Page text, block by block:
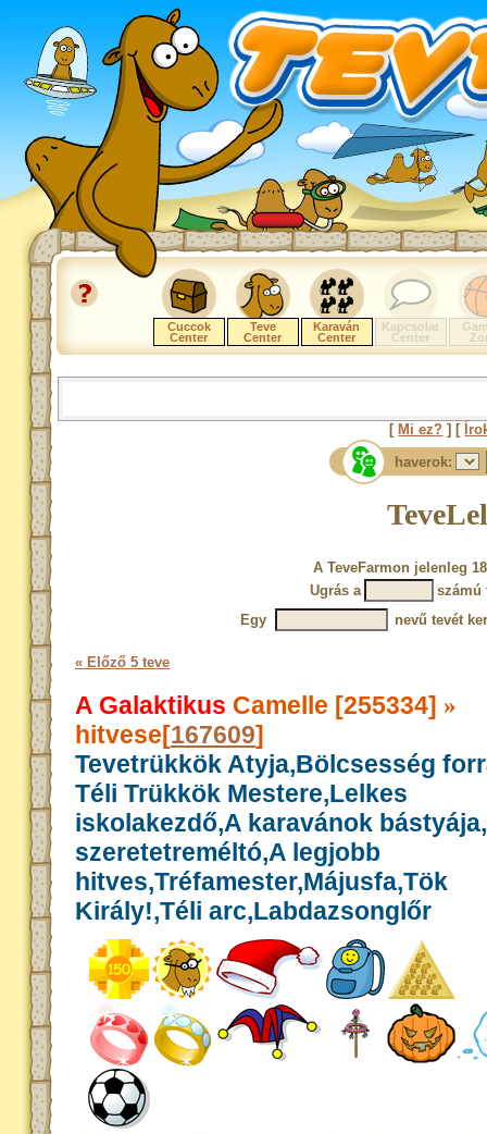
Cuccok
Center
Teve
Center
Karaván
Center
Kapcsolat
Center
[ Mi ez? ] [
haverok:
A TeveFarmon jelenleg
Ugrás a
számú
Egy
nevű tevét
« Előző 5 teve
A Galaktikus Camelle [255334] »
hitvese[167609]
Tevetrükkök Atyja,Bölcsesség
Téli Trükkök Mestere,Lelkes
iskolakezdő,A karavánok
szeretetreméltó,A legjobb
hitves,Tréfamester,Májusfa,Tök
Király!,Téli arc,Labdazsonglőr